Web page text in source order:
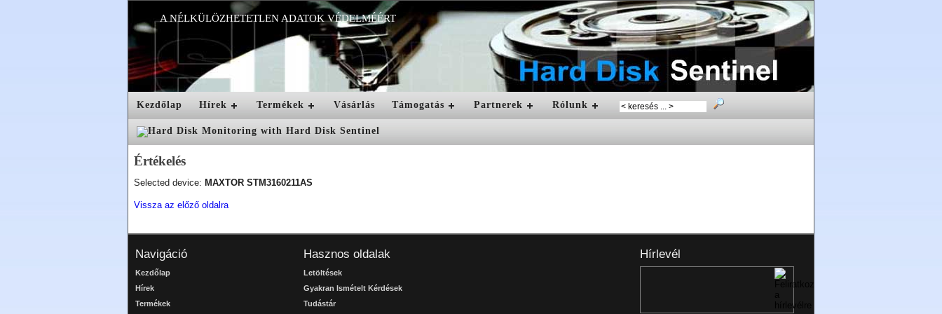
A NÉLKÜLÖZHETETLEN ADATOK VÉDELMÉÉRT
Kezdőlap Hírek Termékek Vásárlás Támogatás Partnerek Rólunk
Értékelés
Selected device: MAXTOR STM3160211AS
Vissza az előző oldalra
Navigáció
Kezdőlap
Hírek
Termékek
Hasznos oldalak
Letöltések
Gyakran Ismételt Kérdések
Tudástár
Hírlevél